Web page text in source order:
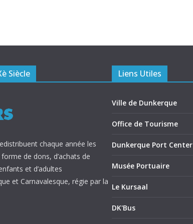
Siècle
chaque année les
de dons, d’achats de
et d’adultes
et Carnavalesque, régie par la
Liens Utiles
Ville de Dunkerque
Office de Tourisme
Dunkerque Port Center
Musée Portuaire
Le Kursaal
DK'Bus